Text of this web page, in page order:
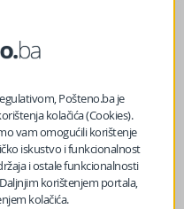
WhatsApp
Pošteno.ba je
kolačića (Cookies).
vam omogućili korištenje
iskustvo i funkcionalnost
i ostale funkcionalnosti
korištenjem portala,
kolačića.